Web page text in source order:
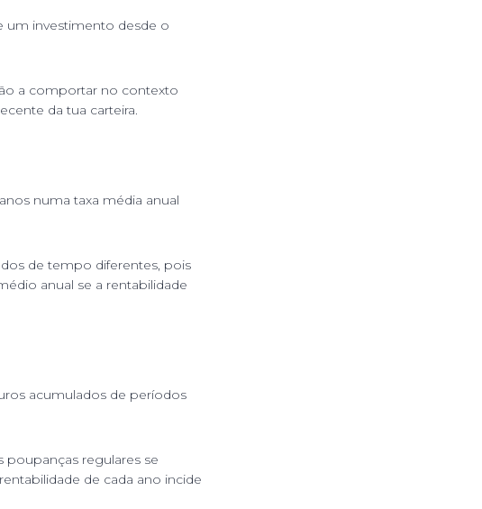
um investimento desde o
a comportar no contexto
da tua carteira.
numa taxa média anual
de tempo diferentes, pois
anual se a rentabilidade
acumulados de períodos
regulares se
de cada ano incide